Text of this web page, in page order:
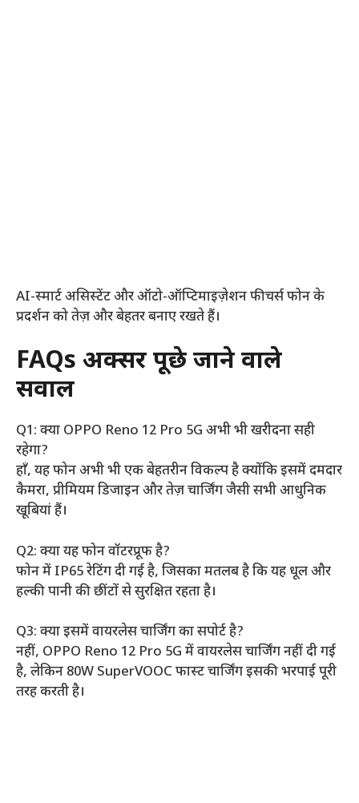
AI-स्मार्ट असिस्टेंट और ऑटो-ऑप्टिमाइज़ेशन फीचर्स फोन के
प्रदर्शन को तेज़ और बेहतर बनाए रखते हैं।
FAQs अक्सर पूछे जाने वाले
सवाल
Q1: क्या OPPO Reno 12 Pro 5G अभी भी खरीदना सही
रहेगा?
हाँ, यह फोन अभी भी एक बेहतरीन विकल्प है क्योंकि इसमें दमदार
कैमरा, प्रीमियम डिजाइन और तेज़ चार्जिंग जैसी सभी आधुनिक
खूबियां हैं।
Q2: क्या यह फोन वॉटरप्रूफ है?
फोन में IP65 रेटिंग दी गई है, जिसका मतलब है कि यह धूल और
हल्की पानी की छींटों से सुरक्षित रहता है।
Q3: क्या इसमें वायरलेस चार्जिंग का सपोर्ट है?
नहीं, OPPO Reno 12 Pro 5G में वायरलेस चार्जिंग नहीं दी गई
है, लेकिन 80W SuperVOOC फास्ट चार्जिंग इसकी भरपाई पूरी
तरह करती है।